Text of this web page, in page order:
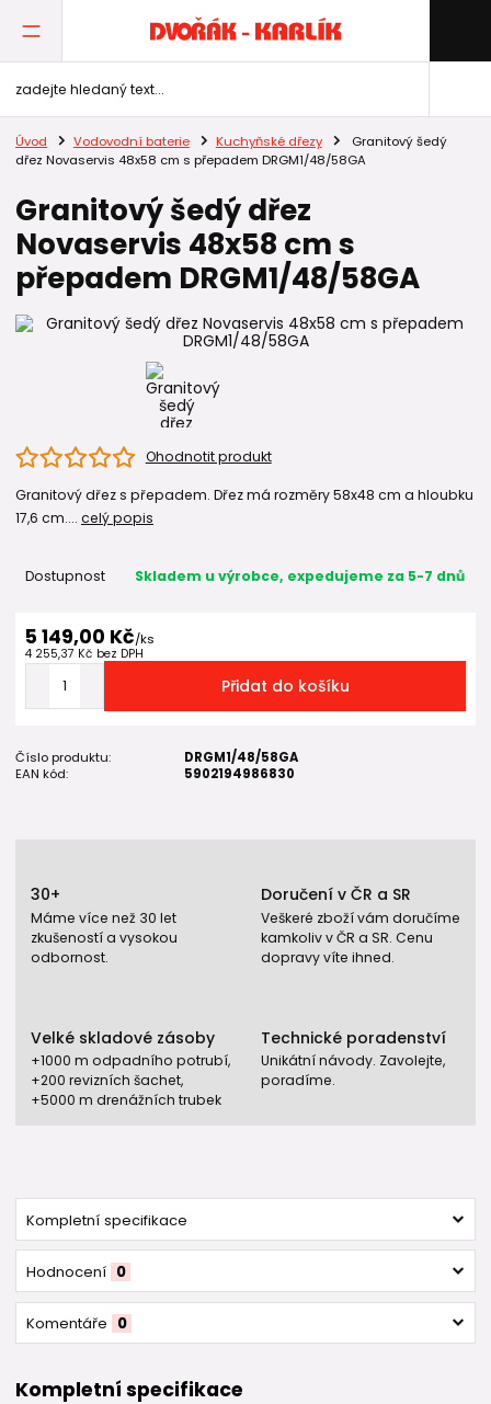
Úvod Vodovodní baterie Kuchyňské dřezy
Granitový šedý
dřez Novaservis 48x58 cm s přepadem DRGM1/48/58GA
Granitový šedý dřez
Novaservis 48x58 cm s
přepadem DRGM1/48/58GA
Ohodnotit produkt
Granitový dřez s přepadem. Dřez má rozměry 58x48 cm a hloubku
17,6 cm.... celý popis
Dostupnost Skladem u výrobce, expedujeme za 5-7 dnů
5 149,00 Kč/ks
4 255,37 Kč bez DPH
Přidat do košíku
Číslo produktu:
DRGM1/48/58GA
EAN kód:
5902194986830
30+
Máme více než 30 let
zkušeností a vysokou
odbornost.
Doručení v ČR a SR
Veškeré zboží vám doručíme
kamkoliv v ČR a SR. Cenu
dopravy víte ihned.
Velké skladové zásoby
+1000 m odpadního potrubí,
+200 revizních šachet,
+5000 m drenážních trubek
Technické poradenství
Unikátní návody. Zavolejte,
poradíme.
Kompletní specifikace
Hodnocení 0
Komentáře 0
Kompletní specifikace